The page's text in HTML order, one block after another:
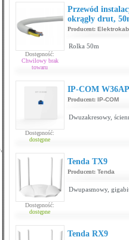
Dostępność:
Chwilowy brak
towaru
Przewód
okrągły drut,
Producent:
Rolka 50m
Dostępność:
dostępne
IP-COM W36AP
Producent: IP-COM
Dwuzakresowy,
Dostępność:
dostępne
Tenda TX9
Producent: Tenda
Dwupasmowy,
Tenda RX9